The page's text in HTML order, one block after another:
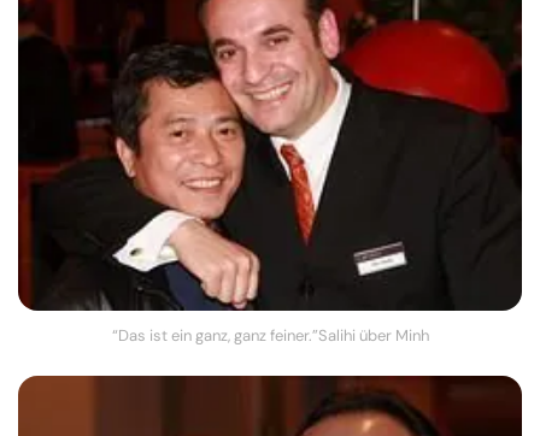
“Das ist ein ganz, ganz feiner.”Salihi über Minh